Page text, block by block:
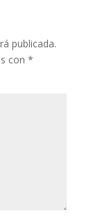
publicada.
con *